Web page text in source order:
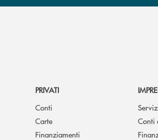
PRIVATI
Conti
Carte
Finanziamenti
Conti